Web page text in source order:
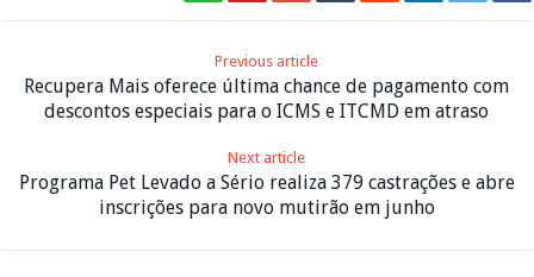
Previous article
Recupera Mais oferece última chance de pagamento com
descontos especiais para o ICMS e ITCMD em atraso
Next article
Programa Pet Levado a Sério realiza 379 castrações e abre
inscrições para novo mutirão em junho